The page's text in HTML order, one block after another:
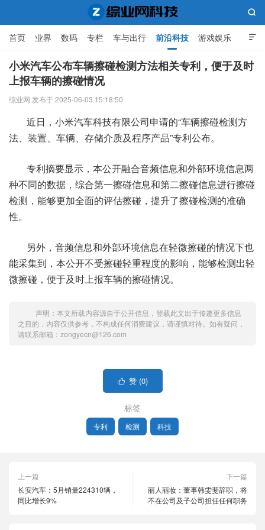
综业网科技

首页 业界 数码 专栏 车与出行 前沿科技 游戏娱乐
人工智能

小米汽车公布车辆擦碰检测方法相关专利，便于及时
上报车辆的擦碰情况
综业网 发布于 2025-06-03 15:18:50
近日，小米汽车科技有限公司申请的“车辆擦碰检测方
法、装置、车辆、存储介质及程序产品”专利公布。
专利摘要显示，本公开融合音频信息和外部环境信息两
种不同的数据，综合第一擦碰信息和第二擦碰信息进行擦碰
检测，能够更加全面的评估擦碰，提升了擦碰检测的准确
性。
另外，音频信息和外部环境信息在轻微擦碰的情况下也
能采集到，本公开不受擦碰轻重程度的影响，能够检测出轻
微擦碰，便于及时上报车辆的擦碰情况。
声明：本文所载内容源自于公开信息，登载此文出于传递更多信息
之目的，内容仅供参考，不构成任何消费建议，请谨慎对待。如有疑问，
请联系邮箱：zongyecn@126.com
 赞 (0)
标签
专利 检测 科技
上一篇
长安汽车：5月销量224310辆，
同比增长9%
下一篇
丽人丽妆：董事韩雯斐辞职，将
不在公司及子公司担任任何职务